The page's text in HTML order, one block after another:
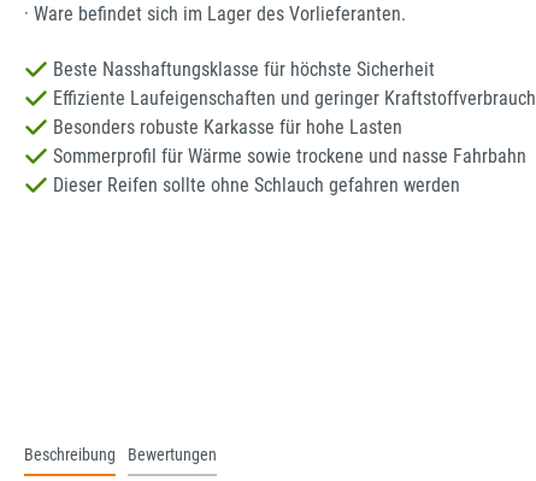
· Ware befindet sich im Lager des Vorlieferanten.
Beste Nasshaftungsklasse für höchste Sicherheit
Effiziente Laufeigenschaften und geringer Kraftstoffverbrauch
Besonders robuste Karkasse für hohe Lasten
Sommerprofil für Wärme sowie trockene und nasse Fahrbahn
Dieser Reifen sollte ohne Schlauch gefahren werden
Beschreibung Bewertungen